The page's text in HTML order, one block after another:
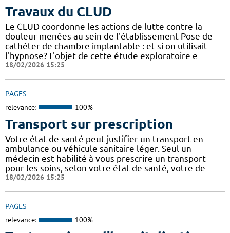
Travaux du CLUD
Le CLUD coordonne les actions de lutte contre la
douleur menées au sein de l'établissement Pose de
cathéter de chambre implantable : et si on utilisait
l'hypnose? L'objet de cette étude exploratoire e
18/02/2026 15:25
PAGES
relevance: 100%
Transport sur prescription
Votre état de santé peut justifier un transport en
ambulance ou véhicule sanitaire léger. Seul un
médecin est habilité à vous prescrire un transport
pour les soins, selon votre état de santé, votre de
18/02/2026 15:25
PAGES
relevance: 100%